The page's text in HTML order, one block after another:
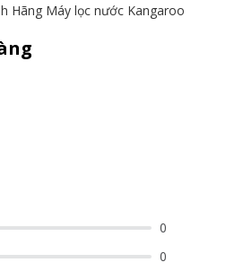
Hãng Máy lọc nước Kangaroo
0
0